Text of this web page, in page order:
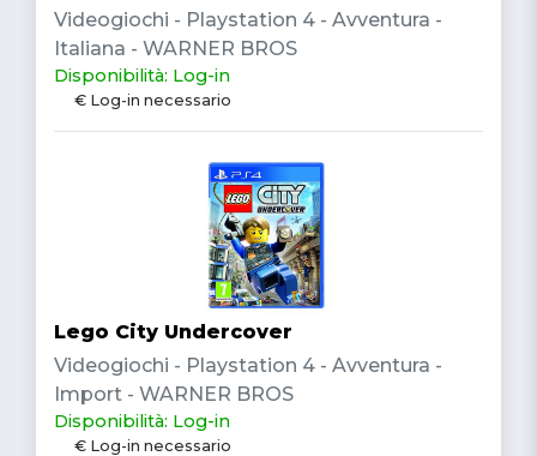
Videogiochi - Playstation 4 - Avventura -
Italiana - WARNER BROS
Disponibilità: Log-in
€ Log-in necessario
Lego City Undercover
Videogiochi - Playstation 4 - Avventura -
Import - WARNER BROS
Disponibilità: Log-in
€ Log-in necessario